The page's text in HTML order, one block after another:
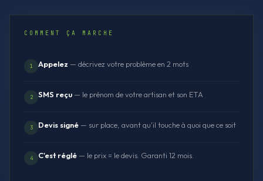
COMMENT ÇA MARCHE
1 Appelez — décrivez votre problème en 2 mots
2 SMS reçu — le prénom de votre artisan et son ETA
3 Devis signé — sur place, avant qu'il touche à quoi que ce soit
4 C'est réglé — le prix = le devis. Garanti 12 mois.